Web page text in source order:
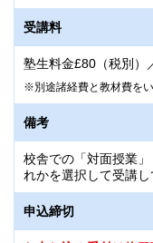
受講料
塾生料金£80（税別）
別途諸経費と教材費を
備考
校舎での「対面授業
れかを選択して受講し
申込締切